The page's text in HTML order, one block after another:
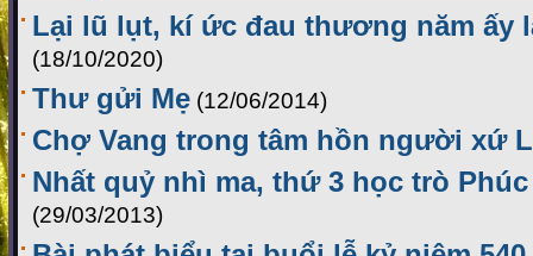
Lại lũ lụt, kí ức đau thương năm ấy
(18/10/2020)
Thư gửi Mẹ (12/06/2014)
Chợ Vang trong tâm hồn người xứ
Nhất quỷ nhì ma, thứ 3 học trò
(29/03/2013)